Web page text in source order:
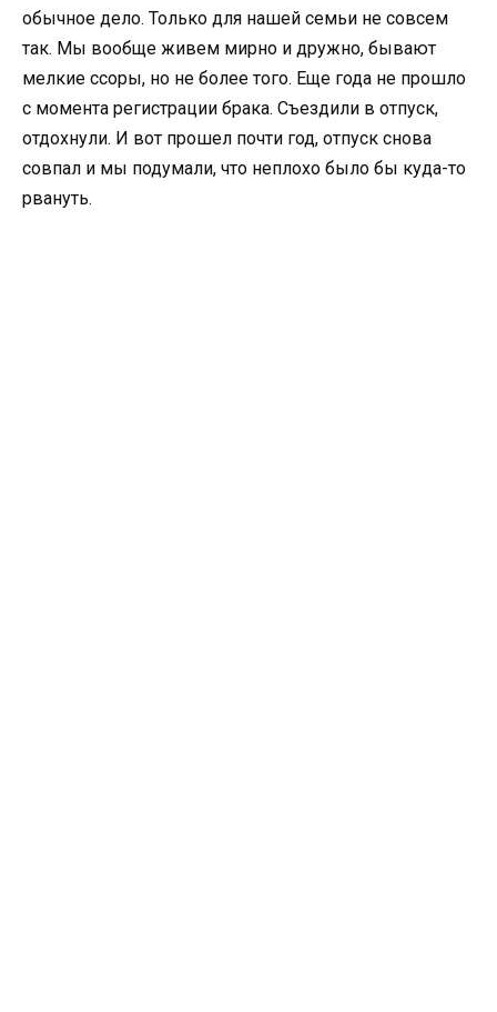
обычное дело. Только для нашей семьи не совсем
так. Мы вообще живем мирно и дружно, бывают
мелкие ссоры, но не более того. Еще года не прошло
с момента регистрации брака. Съездили в отпуск,
отдохнули. И вот прошел почти год, отпуск снова
совпал и мы подумали, что неплохо было бы куда-то
рвануть.